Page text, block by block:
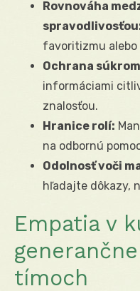
Rovnováha
favoritizmu alebo
Ochrana
informáciami
znalosťou.
Hranice rolí:
na odbornú
Odolnosť voči
hľadajte dôkazy,
Empatia v
tímoch